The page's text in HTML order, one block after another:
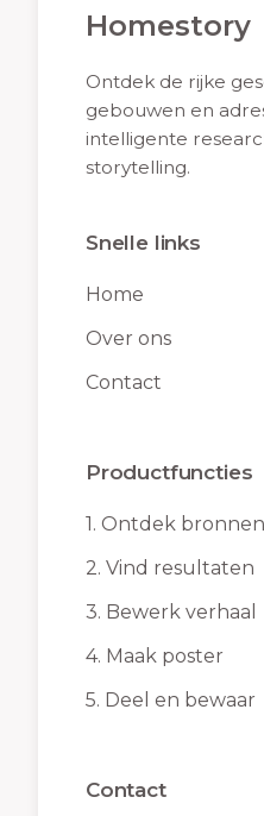
Homestory
Ontdek de rijke
gebouwen en
intelligente
storytelling.
Snelle links
Home
Over ons
Contact
Productfuncties
1. Ontdek bronnen
2. Vind resultaten
3. Bewerk verhaal
4. Maak poster
5. Deel en bewaar
Contact